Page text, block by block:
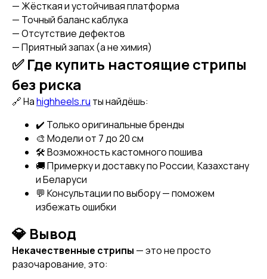
— Жёсткая и устойчивая платформа
— Точный баланс каблука
— Отсутствие дефектов
— Приятный запах (а не химия)
✅ Где купить настоящие стрипы
без риска
🔗 Наhighheels.ru ты найдёшь:
✔️ Только оригинальные бренды
🎨 Модели от 7 до 20 см
🛠 Возможность кастомного пошива
🚚 Примерку и доставку по России, Казахстану
и Беларуси
💬 Консультации по выбору — поможем
избежать ошибки
💎 Вывод
Некачественные стрипы — это не просто
разочарование, это:
[ CUSTOM FOOTWEAR ]
ИНДИВИДУАЛЬНЫЙ
ПОШИВ СТРИПОВ
[ CUSTOM FOOTWEAR ]